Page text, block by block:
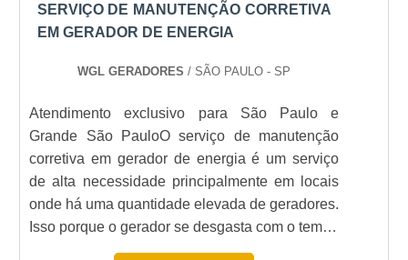
SERVIÇO DE MANUTENÇÃO CORRETIVA
EM GERADOR DE ENERGIA
WGL GERADORES / SÃO PAULO - SP
Atendimento exclusivo para São Paulo e
Grande São PauloO serviço de manutenção
corretiva em gerador de energia é um serviço
de alta necessidade principalmente em locais
onde há uma quantidade elevada de geradores.
Isso porque o gerador se desgasta com o tempo
de uso e, para que ele não pare de funcionar e